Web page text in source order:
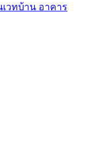
วทบ้าน อาคาร